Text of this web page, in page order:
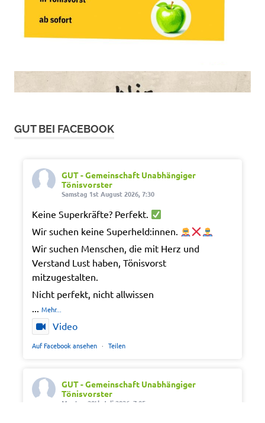
GUT BEI FACEBOOK
GUT - Gemeinschaft Unabhängiger
Tönisvorster
Samstag 1st August 2026, 7:30
Keine Superkräfte? Perfekt.
Wir suchen keine Superheld:innen.
Wir suchen Menschen, die mit Herz und
Verstand Lust haben, Tönisvorst
mitzugestalten.
Nicht perfekt, nicht allwissen
... Mehr...
Video
Auf Facebook ansehen · Teilen
GUT - Gemeinschaft Unabhängiger
Tönisvorster
Montag 20th Juli 2026, 7:05